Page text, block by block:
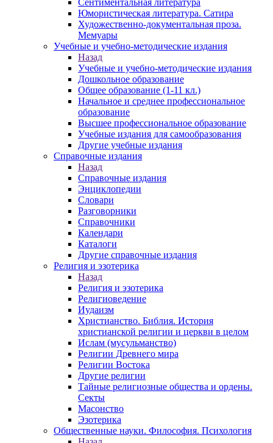
Сентиментальная литература
Юмористическая литература. Сатира
Художественно-документальная проза.
Мемуары
Учебные и учебно-методические издания
Назад
Учебные и учебно-методические издания
Дошкольное образование
Общее образование (1-11 кл.)
Начальное и среднее профессиональное
образование
Высшее профессиональное образование
Учебные издания для самообразования
Другие учебные издания
Справочные издания
Назад
Справочные издания
Энциклопедии
Словари
Разговорники
Справочники
Календари
Каталоги
Другие справочные издания
Религия и эзотерика
Назад
Религия и эзотерика
Религиоведение
Иудаизм
Христианство. Библия. История
христианской религии и церкви в целом
Ислам (мусульманство)
Религии Древнего мира
Религии Востока
Другие религии
Тайные религиозные общества и ордены.
Секты
Масонство
Эзотерика
Общественные науки. Философия. Психология